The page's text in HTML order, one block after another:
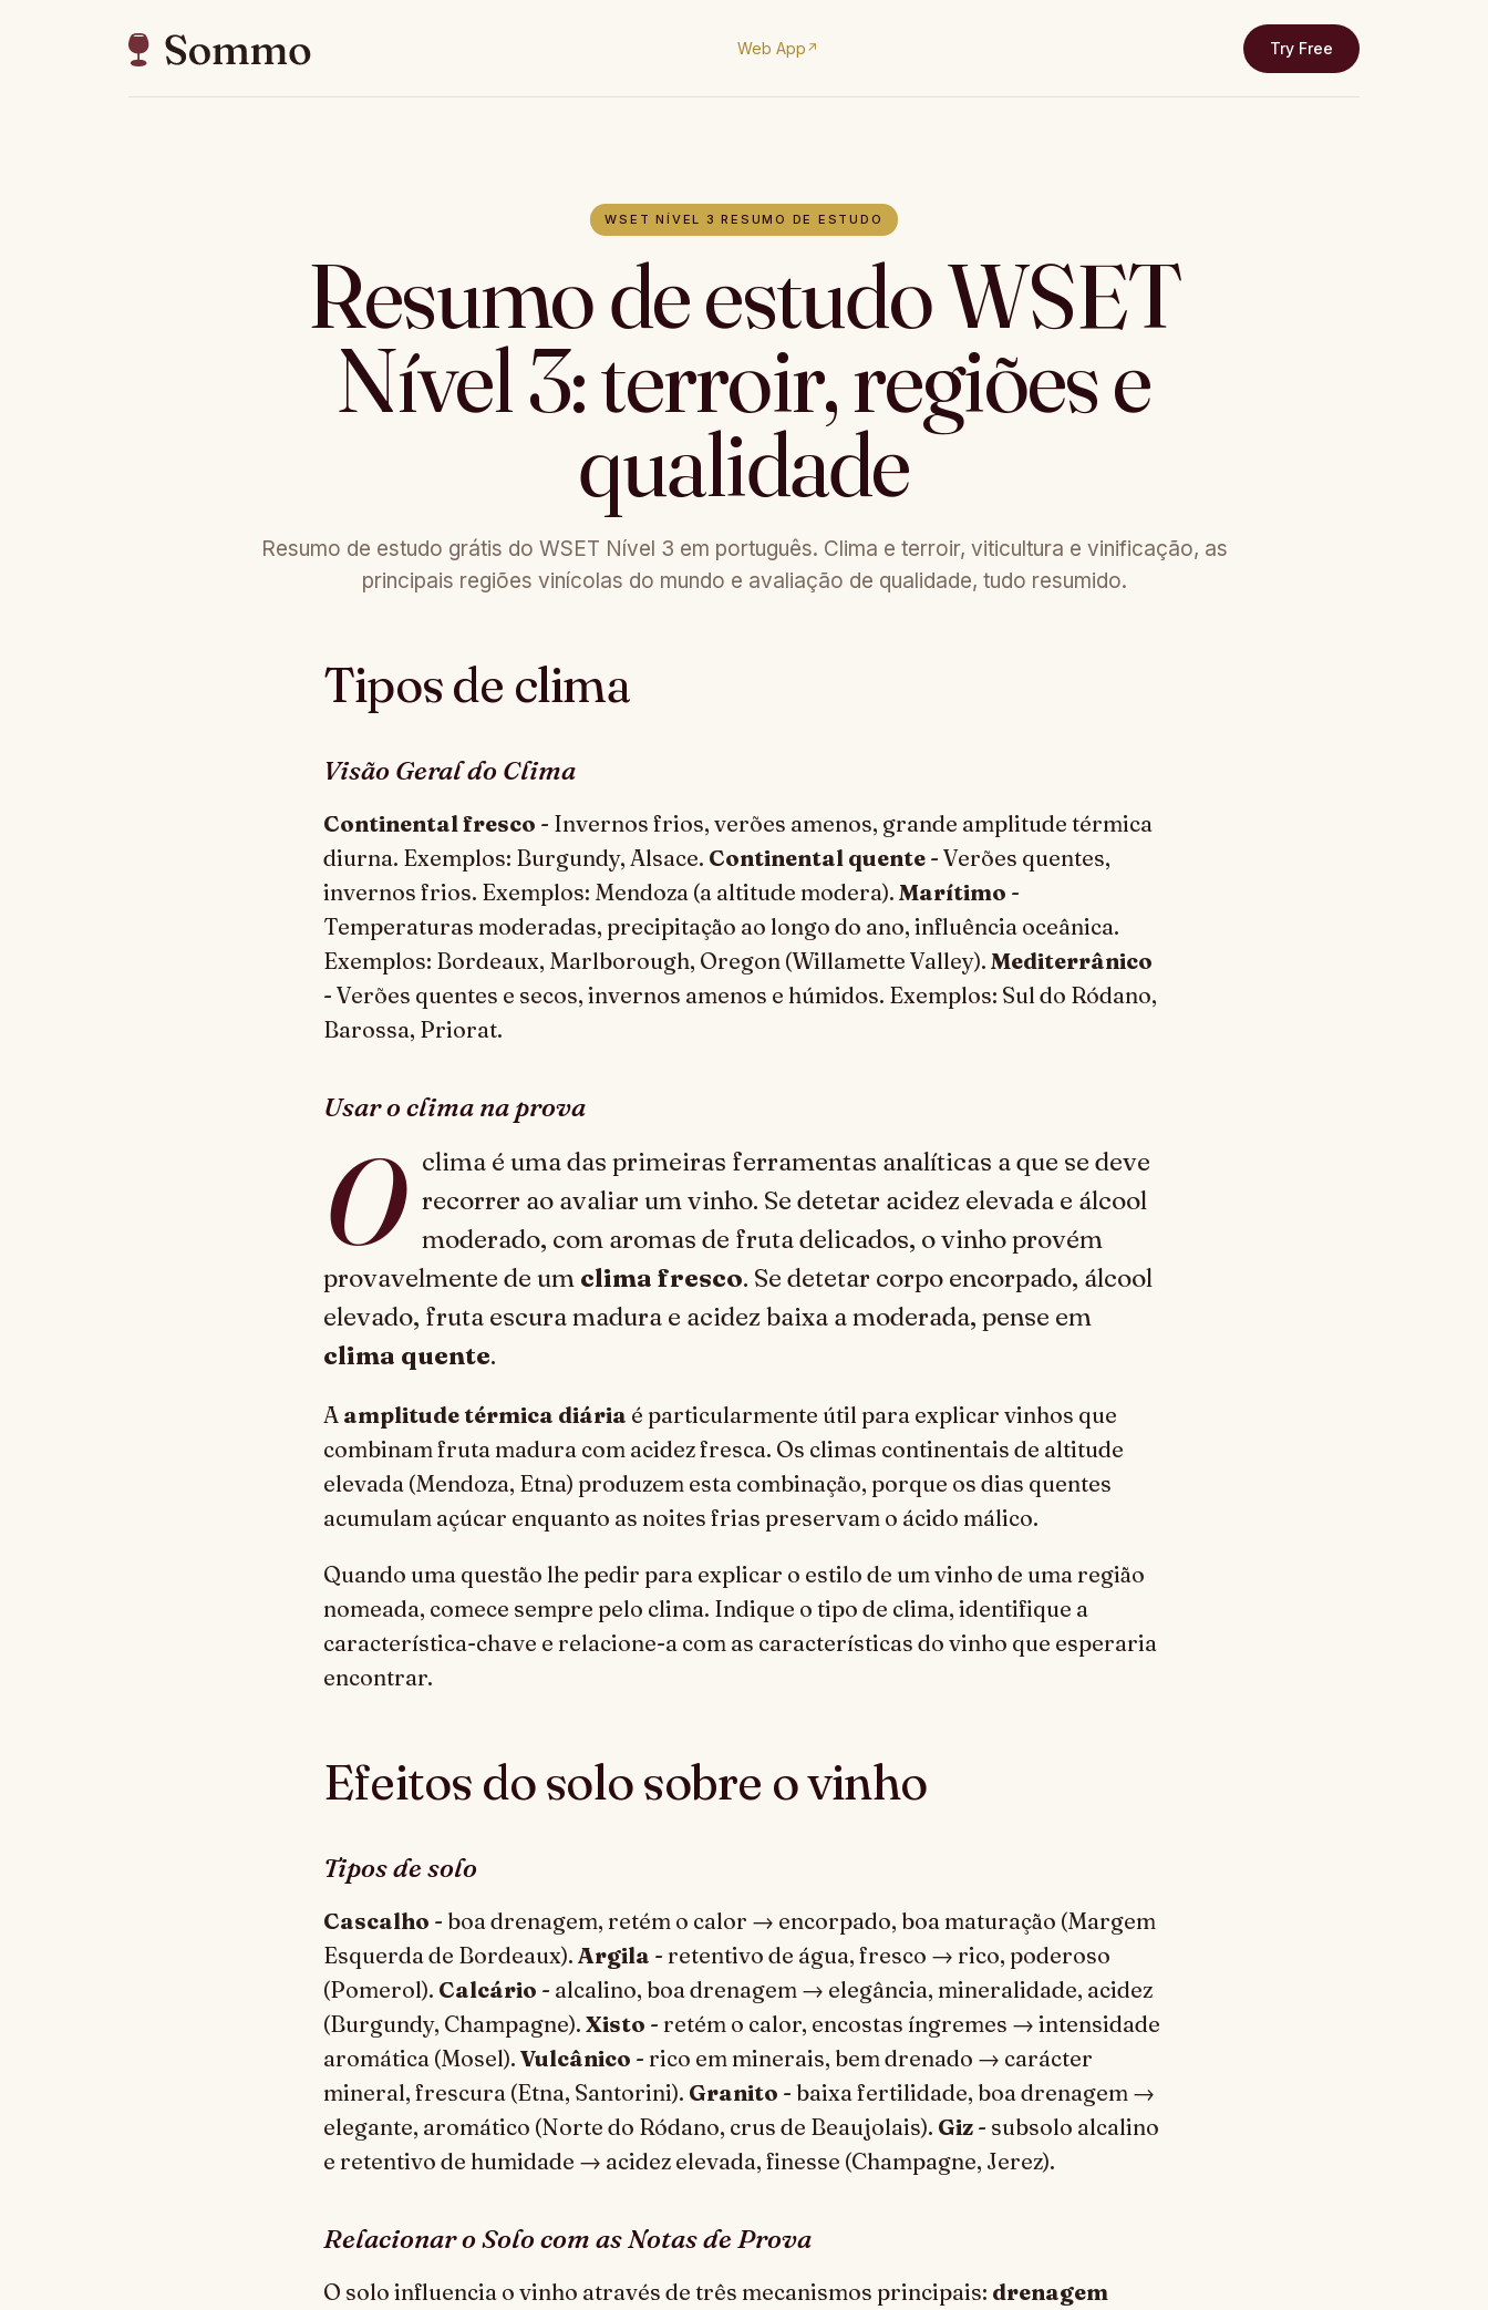
Web App ↗ Try Free
WSET NÍVEL 3 RESUMO DE ESTUDO
Resumo de estudo WSET
Nível 3: terroir, regiões e
qualidade
Resumo de estudo grátis do WSET Nível 3 em português. Clima e terroir, viticultura e vinificação, as
principais regiões vinícolas do mundo e avaliação de qualidade, tudo resumido.
Tipos de clima
Visão Geral do Clima
Continental fresco - Invernos frios, verões amenos, grande amplitude térmica
diurna. Exemplos: Burgundy, Alsace. Continental quente - Verões quentes,
invernos frios. Exemplos: Mendoza (a altitude modera). Marítimo -
Temperaturas moderadas, precipitação ao longo do ano, influência oceânica.
Exemplos: Bordeaux, Marlborough, Oregon (Willamette Valley). Mediterrânico
- Verões quentes e secos, invernos amenos e húmidos. Exemplos: Sul do Ródano,
Barossa, Priorat.
Usar o clima na prova
O clima é uma das primeiras ferramentas analíticas a que se deve
recorrer ao avaliar um vinho. Se detetar acidez elevada e álcool
moderado, com aromas de fruta delicados, o vinho provém
provavelmente de um clima fresco. Se detetar corpo encorpado, álcool
elevado, fruta escura madura e acidez baixa a moderada, pense em
clima quente.
A amplitude térmica diária é particularmente útil para explicar vinhos que
combinam fruta madura com acidez fresca. Os climas continentais de altitude
elevada (Mendoza, Etna) produzem esta combinação, porque os dias quentes
acumulam açúcar enquanto as noites frias preservam o ácido málico.
Quando uma questão lhe pedir para explicar o estilo de um vinho de uma região
nomeada, comece sempre pelo clima. Indique o tipo de clima, identifique a
característica-chave e relacione-a com as características do vinho que esperaria
encontrar.
Efeitos do solo sobre o vinho
Tipos de solo
Cascalho - boa drenagem, retém o calor → encorpado, boa maturação (Margem
Esquerda de Bordeaux). Argila - retentivo de água, fresco → rico, poderoso
(Pomerol). Calcário - alcalino, boa drenagem → elegância, mineralidade, acidez
(Burgundy, Champagne). Xisto - retém o calor, encostas íngremes → intensidade
aromática (Mosel). Vulcânico - rico em minerais, bem drenado → carácter
mineral, frescura (Etna, Santorini). Granito - baixa fertilidade, boa drenagem →
elegante, aromático (Norte do Ródano, crus de Beaujolais). Giz - subsolo alcalino
e retentivo de humidade → acidez elevada, finesse (Champagne, Jerez).
Relacionar o Solo com as Notas de Prova
O solo influencia o vinho através de três mecanismos principais: drenagem